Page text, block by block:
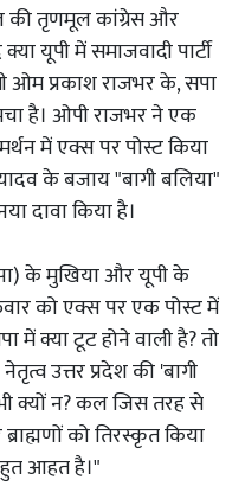
की तृणमूल कांग्रेस और
यूपी में समाजवादी पार्टी
ओम प्रकाश राजभर के, सपा
है। ओपी राजभर ने एक
में एक्स पर पोस्ट किया
के बजाय "बागी बलिया"
दावा किया है।
के मुखिया और यूपी के
को एक्स पर एक पोस्ट में
क्या टूट होने वाली है? तो
उत्तर प्रदेश की 'बागी
क्यों न? कल जिस तरह से
को तिरस्कृत किया
आहत है।"